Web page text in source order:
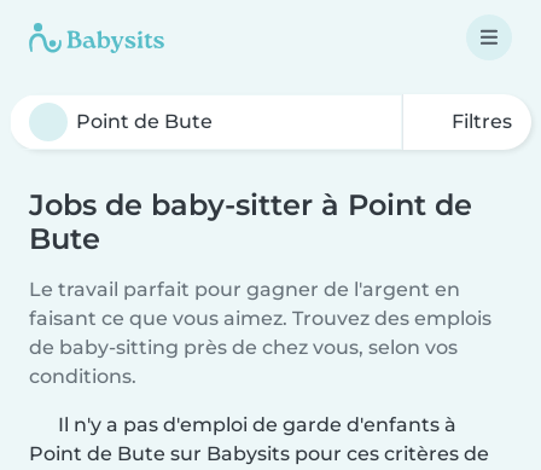
Filtres
Jobs de baby-sitter à Point de
Bute
Le travail parfait pour gagner de l'argent en
faisant ce que vous aimez. Trouvez des emplois
de baby-sitting près de chez vous, selon vos
conditions.
Il n'y a pas d'emploi de garde d'enfants à
Point de Bute sur Babysits pour ces critères de